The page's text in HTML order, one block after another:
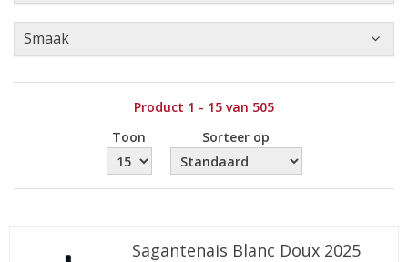
Smaak
Product 1 - 15 van 505
Toon
Sorteer op
Sagantenais Blanc Doux 2025